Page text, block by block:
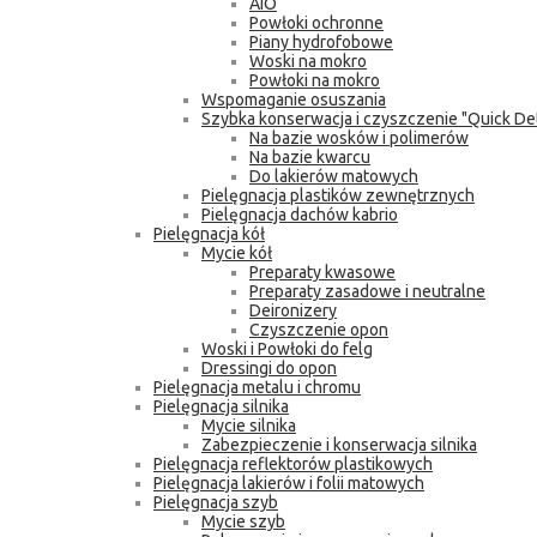
Powłoki ochronne
Piany hydrofobowe
Woski na mokro
Powłoki na mokro
Wspomaganie osuszania
Szybka konserwacja i czyszczenie "Quick
Na bazie wosków i polimerów
Na bazie kwarcu
Do lakierów matowych
Pielęgnacja plastików zewnętrznych
Pielęgnacja dachów kabrio
Pielęgnacja kół
Mycie kół
Preparaty kwasowe
Preparaty zasadowe i neutralne
Deironizery
Czyszczenie opon
Woski i Powłoki do felg
Dressingi do opon
Pielęgnacja metalu i chromu
Pielęgnacja silnika
Mycie silnika
Zabezpieczenie i konserwacja silnika
Pielęgnacja reflektorów plastikowych
Pielęgnacja lakierów i folii matowych
Pielęgnacja szyb
Mycie szyb